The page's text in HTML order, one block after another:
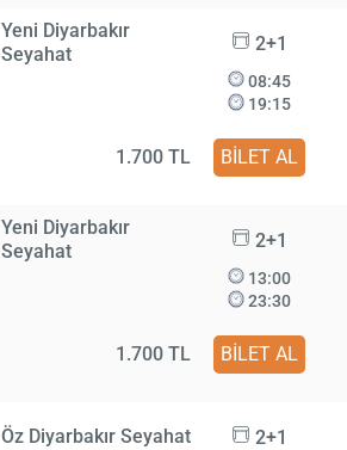
Yeni Diyarbakır
Seyahat
2+1
08:45
19:15
1.700 TL BİLET AL
Yeni Diyarbakır
Seyahat
2+1
13:00
23:30
1.700 TL BİLET AL
Öz Diyarbakır Seyahat 2+1